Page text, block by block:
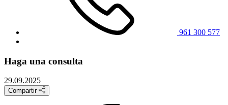
961 300 577
Haga una consulta
29.09.2025
Compartir